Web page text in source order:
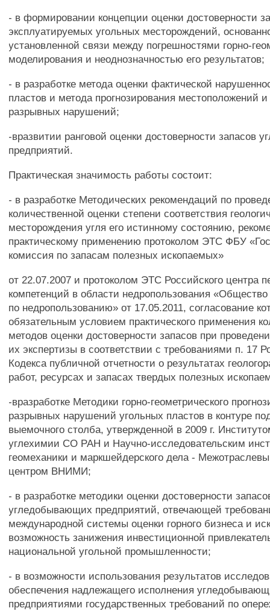
- в формировании концепции оценки достоверности
эксплуатируемых угольных месторождений,
установленной связи между погрешностями горно-
моделирования и неоднозначностью его результатов;
- в разработке метода оценки фактической
пластов и метода прогнозирования местоположений
разрывных нарушений;
-вразвитии ранговой оценки достоверности запасов
предприятий.
Практическая значимость работы состоит:
- в разработке Методических рекомендаций по
количественной оценки степени соответствия
месторождения угля его истинному состоянию,
практическому применению протоколом ЭТС ФБУ
комиссия по запасам полезных ископаемых»
от 22.07.2007 и протоколом ЭТС Российского центра
компетенций в области недропользования «Общество
по недропользованию» от 17.05.2011, согласование
обязательным условием практического применения
методов оценки достоверности запасов при
их экспертизы в соответствии с требованиями п. 17
Кодекса публичной отчетности о результатах
работ, ресурсах и запасах твердых полезных
-вразработке Методики горно-геометрического
разрывных нарушений угольных пластов в контуре
выемочного столба, утвержденной в 2009 г.
углехимии СО РАН и Научно-исследовательским
геомеханики и маркшейдерского дела -
центром ВНИМИ;
- в разработке методики оценки достоверности
угледобывающих предприятий, отвечающей
международной системы оценки горного бизнеса и
возможность занижения инвестиционной
национальной угольной промышленности;
- в возможности использования результатов
обеспечения надлежащего исполнения
предприятиями государственных требований по